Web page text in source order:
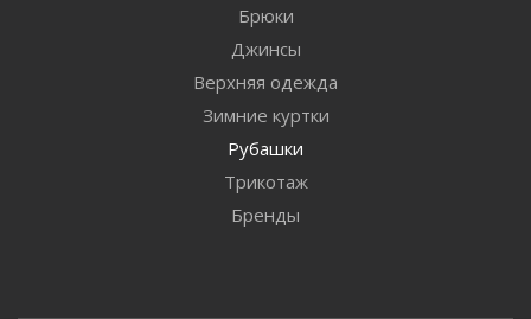
Брюки
Джинсы
Верхняя одежда
Зимние куртки
Рубашки
Трикотаж
Бренды